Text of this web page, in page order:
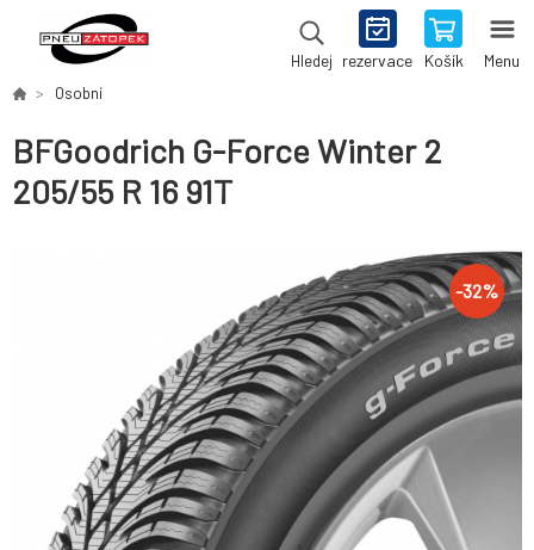
Hledej rezervace Košík Menu
Osobní
BFGoodrich G-Force Winter 2
205/55 R 16 91T
-32%